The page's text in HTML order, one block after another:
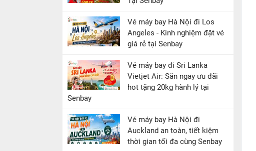
Vé máy bay Hà Nội đi Los
Angeles - Kinh nghiệm đặt vé
giá rẻ tại Senbay
Vé máy bay đi Sri Lanka
Vietjet Air: Săn ngay ưu đãi
hot tặng 20kg hành lý tại
Senbay
Vé máy bay Hà Nội đi
Auckland an toàn, tiết kiệm
thời gian tối đa cùng Senbay